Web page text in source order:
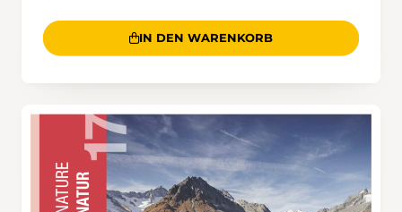
IN DEN WARENKORB